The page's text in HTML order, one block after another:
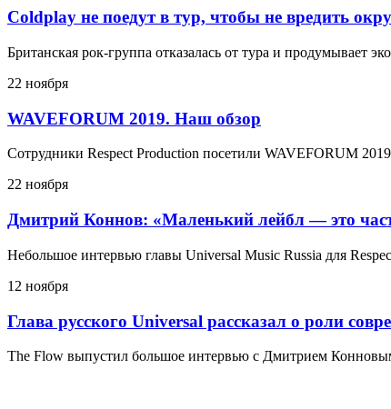
Coldplay не поедут в тур, чтобы не вредить
Британская рок-группа отказалась от тура и продумывает
22 ноября
WAVEFORUM 2019. Наш обзор
Сотрудники Respect Production посетили WAVEFORUM
22 ноября
Дмитрий Коннов: «Маленький лейбл — это
Небольшое интервью главы Universal Music Russia для
12 ноября
Глава русского Universal рассказал о роли
The Flow выпустил большое интервью с Дмитрием